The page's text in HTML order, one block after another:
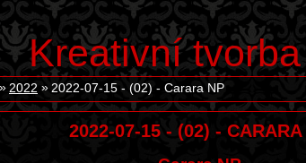
Kreativní tvorba
2022 2022-07-15 - (02) - Carara NP
2022-07-15 - (02) - CARARA